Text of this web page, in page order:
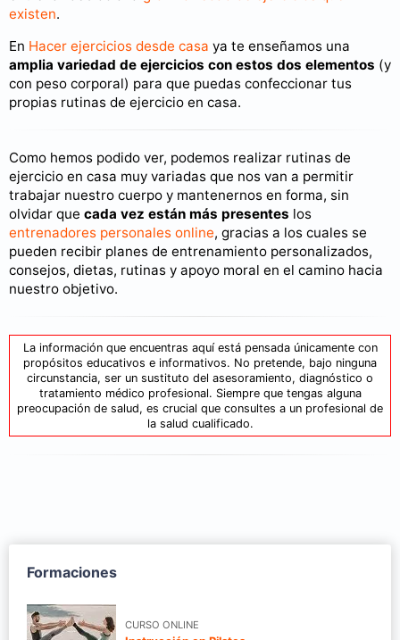
existen.
En Hacer ejercicios desde casa ya te enseñamos una
amplia variedad de ejercicios con estos dos elementos (y
con peso corporal) para que puedas confeccionar tus
propias rutinas de ejercicio en casa.
Como hemos podido ver, podemos realizar rutinas de
ejercicio en casa muy variadas que nos van a permitir
trabajar nuestro cuerpo y mantenernos en forma, sin
olvidar que cada vez están más presentes los
entrenadores personales online, gracias a los cuales se
pueden recibir planes de entrenamiento personalizados,
consejos, dietas, rutinas y apoyo moral en el camino hacia
nuestro objetivo.
La información que encuentras aquí está pensada únicamente con
propósitos educativos e informativos. No pretende, bajo ninguna
circunstancia, ser un sustituto del asesoramiento, diagnóstico o
tratamiento médico profesional. Siempre que tengas alguna
preocupación de salud, es crucial que consultes a un profesional de
la salud cualificado.
Formaciones
CURSO ONLINE